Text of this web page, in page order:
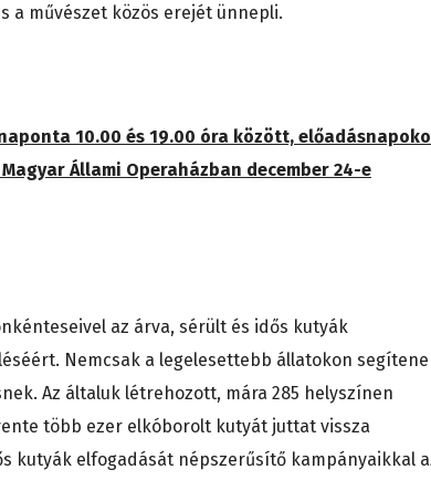
a művészet közös erejét ünnepli.
10.00 és 19.00 óra között,
Állami Operaházban december 24-e
az árva, sérült és idős kutyák
Nemcsak a legelesettebb állatokon
Az általuk létrehozott, mára 285 helyszínen
több ezer elkóborolt kutyát juttat vissza
kutyák elfogadását népszerűsítő kampányaikkal